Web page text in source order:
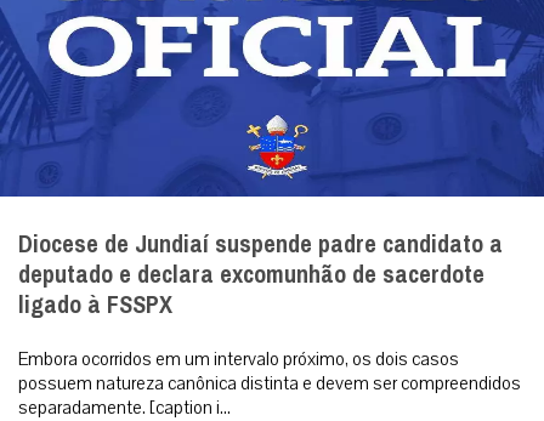
Diocese de Jundiaí suspende padre candidato a
deputado e declara excomunhão de sacerdote
ligado à FSSPX
Embora ocorridos em um intervalo próximo, os dois casos
possuem natureza canônica distinta e devem ser compreendidos
separadamente. [caption i...